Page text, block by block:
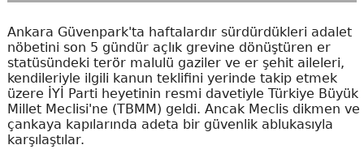
Ankara Güvenpark'ta haftalardır sürdürdükleri adalet
nöbetini son 5 gündür açlık grevine dönüştüren er
statüsündeki terör malulü gaziler ve er şehit aileleri,
kendileriyle ilgili kanun teklifini yerinde takip etmek
üzere İYİ Parti heyetinin resmi davetiyle Türkiye Büyük
Millet Meclisi'ne (TBMM) geldi. Ancak Meclis dikmen ve
çankaya kapılarında adeta bir güvenlik ablukasıyla
karşılaştılar.